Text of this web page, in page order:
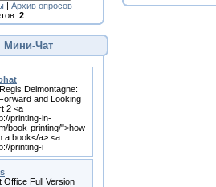
| Архив опросов
2
Мини-Чат